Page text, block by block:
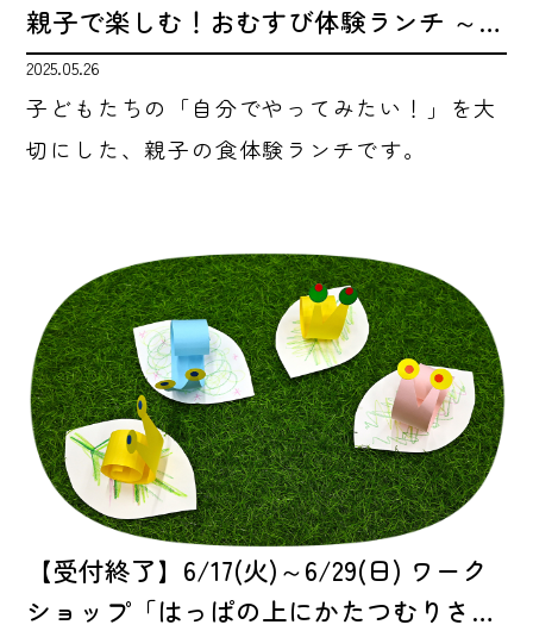
親子で楽しむ！おむすび体験ランチ ～…
2025.05.26
子どもたちの「自分でやってみたい！」を大
切にした、親子の食体験ランチです。
【受付終了】6/17(火)～6/29(日) ワーク
ショップ「はっぱの上にかたつむりさ…